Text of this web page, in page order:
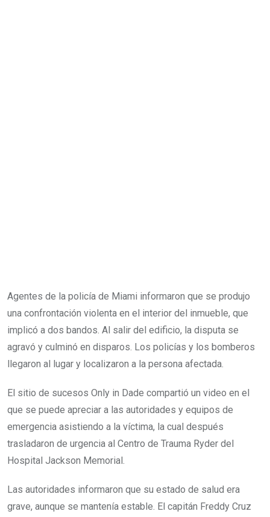
Agentes de la policía de Miami informaron que se produjo
una confrontación violenta en el interior del inmueble, que
implicó a dos bandos. Al salir del edificio, la disputa se
agravó y culminó en disparos. Los policías y los bomberos
llegaron al lugar y localizaron a la persona afectada.
El sitio de sucesos Only in Dade compartió un video en el
que se puede apreciar a las autoridades y equipos de
emergencia asistiendo a la víctima, la cual después
trasladaron de urgencia al Centro de Trauma Ryder del
Hospital Jackson Memorial.
Las autoridades informaron que su estado de salud era
grave, aunque se mantenía estable. El capitán Freddy Cruz